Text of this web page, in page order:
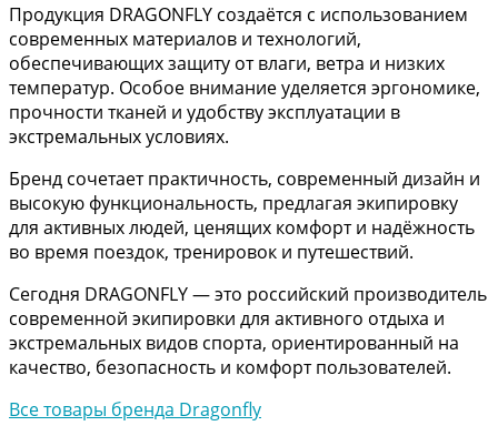
Продукция DRAGONFLY создаётся с использованием
современных материалов и технологий,
обеспечивающих защиту от влаги, ветра и низких
температур. Особое внимание уделяется эргономике,
прочности тканей и удобству эксплуатации в
экстремальных условиях.
Бренд сочетает практичность, современный дизайн и
высокую функциональность, предлагая экипировку
для активных людей, ценящих комфорт и надёжность
во время поездок, тренировок и путешествий.
Сегодня DRAGONFLY — это российский производитель
современной экипировки для активного отдыха и
экстремальных видов спорта, ориентированный на
качество, безопасность и комфорт пользователей.
Все товары бренда Dragonfly